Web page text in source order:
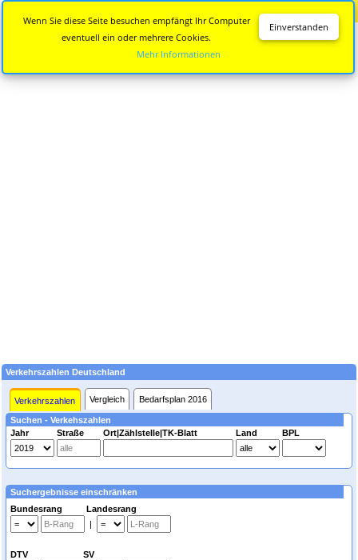
Verkehrszahlen Deutschland
Verkehrszahlen Vergleich Bedarfsplan 2016
Suchen - Verkehszahlen
Jahr
Straße Ort|Zählstelle|TK-Blatt Land BPL
Suchergebnisse einschränken
Bundesrang Landesrang
|
DTV SV
Einverstanden
Wenn Sie diese Seite besuchen empfängt Ihr Computer
eventuell ein oder mehrere Cookies.
Mehr Informationen